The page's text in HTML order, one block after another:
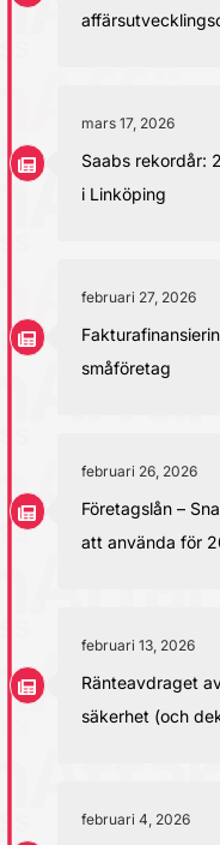
mars 17, 2026
Saabs rekordår:
i Linköping
februari 27, 2026
småföretag
februari 26, 2026
Företagslån –
att använda för
februari 13, 2026
Ränteavdraget
säkerhet (och
februari 4, 2026